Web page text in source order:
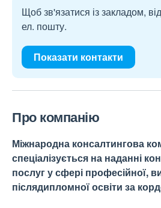
Щоб зв'язатися із закладом,
ел. пошту.
Показати контакти
Про компанію
Міжнародна консалтингова
спеціалізується на наданні
послуг у сфері професійної,
післядипломної освіти за